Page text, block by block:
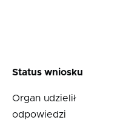
Status wniosku
Organ udzielił
odpowiedzi